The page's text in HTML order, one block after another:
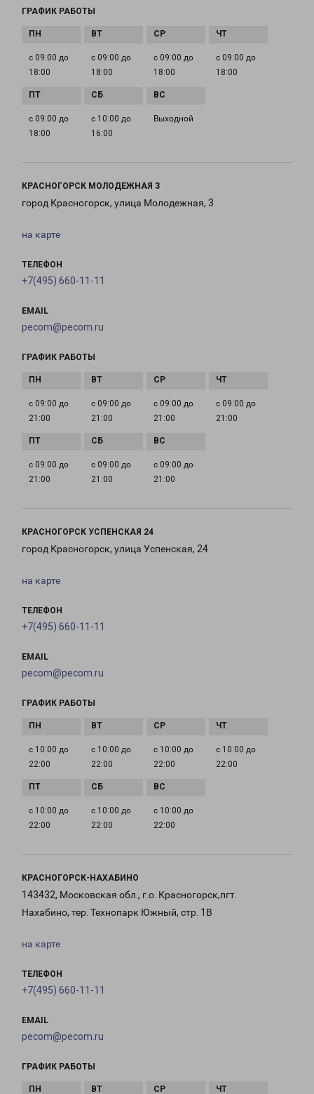
ГРАФИК РАБОТЫ
с 09:00 до
18:00
с 09:00 до
18:00
с 09:00 до
18:00
с 09:00 до
18:00
с 09:00 до
18:00
с 10:00 до
16:00
Выходной
КРАСНОГОРСК МОЛОДЕЖНАЯ 3
город Красногорск, улица Молодежная, 3
на карте
ТЕЛЕФОН
+7(495) 660-11-11
EMAIL
pecom@pecom.ru
ГРАФИК РАБОТЫ
с 09:00 до
21:00
с 09:00 до
21:00
с 09:00 до
21:00
с 09:00 до
21:00
с 09:00 до
21:00
с 09:00 до
21:00
с 09:00 до
21:00
КРАСНОГОРСК УСПЕНСКАЯ 24
город Красногорск, улица Успенская, 24
на карте
ТЕЛЕФОН
+7(495) 660-11-11
EMAIL
pecom@pecom.ru
ГРАФИК РАБОТЫ
с 10:00 до
22:00
с 10:00 до
22:00
с 10:00 до
22:00
с 10:00 до
22:00
с 10:00 до
22:00
с 10:00 до
22:00
с 10:00 до
22:00
КРАСНОГОРСК-НАХАБИНО
143432, Московская обл., г.о. Красногорск,пгт.
Нахабино, тер. Технопарк Южный, стр. 1В
на карте
ТЕЛЕФОН
+7(495) 660-11-11
EMAIL
pecom@pecom.ru
ГРАФИК РАБОТЫ